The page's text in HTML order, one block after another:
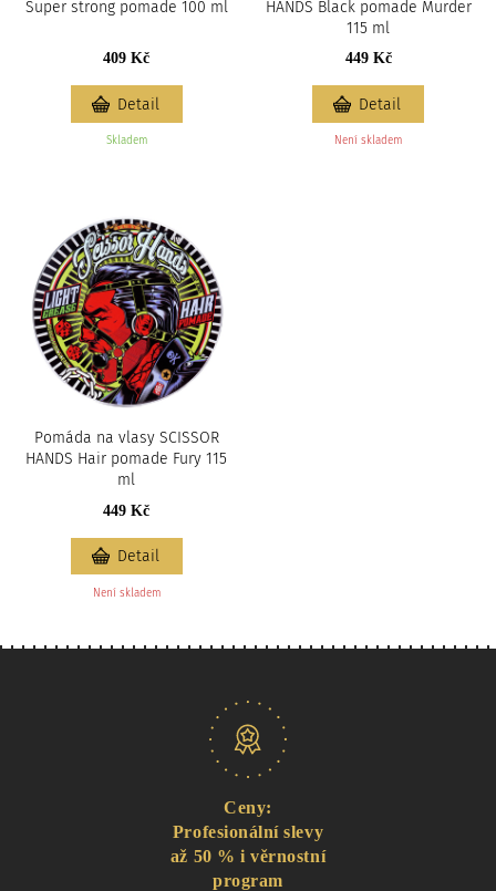
Super strong pomade 100 ml
409 Kč
Skladem
Detail
HANDS Black pomade Murder
115 ml
449 Kč
Není skladem
Detail
Pomáda na vlasy SCISSOR
HANDS Hair pomade Fury 115
ml
449 Kč
Není skladem
Detail
Ceny:
Profesionální slevy
až 50 % i věrnostní
program